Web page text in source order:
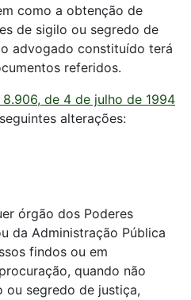
como a obtenção de
de sigilo ou segredo de
advogado constituído terá
referidos.
8.906, de 4 de julho de 1994
alterações:
órgão dos Poderes
da Administração Pública
findos ou em
quando não
ou segredo de justiça,